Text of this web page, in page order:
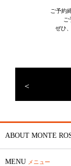
ご予約
ご
ぜひ
ABOUT MONTE
MENU メニュー